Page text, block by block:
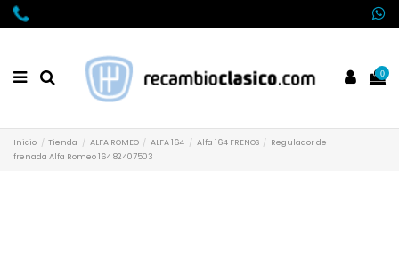
0
Inicio Tienda ALFA ROMEO ALFA 164 Alfa 164 FRENOS
Regulador de
frenada Alfa Romeo 164 82407503